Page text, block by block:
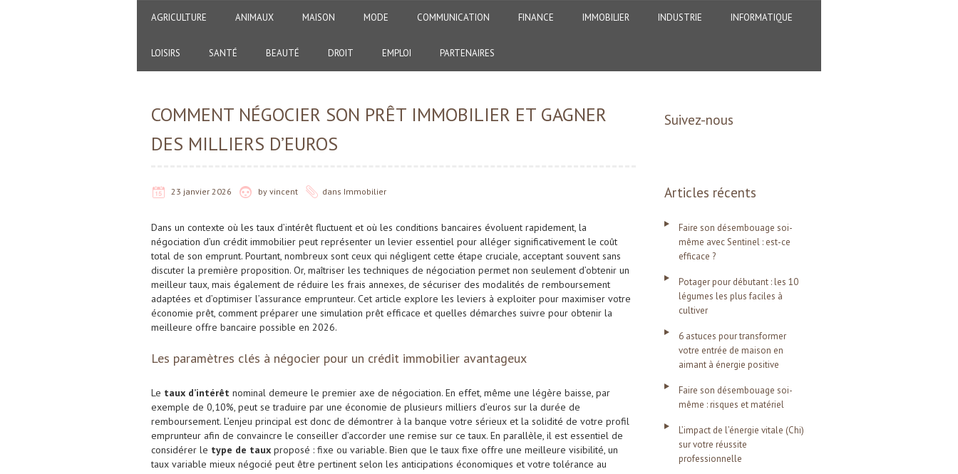
AGRICULTURE ANIMAUX MAISON MODE COMMUNICATION FINANCE IMMOBILIER INDUSTRIE INFORMATIQUE
LOISIRS SANTÉ BEAUTÉ DROIT EMPLOI PARTENAIRES
COMMENT NÉGOCIER SON PRÊT IMMOBILIER ET GAGNER
DES MILLIERS D’EUROS
23 janvier 2026 by vincent dans Immobilier
Dans un contexte où les taux d’intérêt fluctuent et où les conditions bancaires évoluent rapidement, la
négociation d’un crédit immobilier peut représenter un levier essentiel pour alléger significativement le coût
total de son emprunt. Pourtant, nombreux sont ceux qui négligent cette étape cruciale, acceptant souvent sans
discuter la première proposition. Or, maîtriser les techniques de négociation permet non seulement d’obtenir un
meilleur taux, mais également de réduire les frais annexes, de sécuriser des modalités de remboursement
adaptées et d’optimiser l’assurance emprunteur. Cet article explore les leviers à exploiter pour maximiser votre
économie prêt, comment préparer une simulation prêt efficace et quelles démarches suivre pour obtenir la
meilleure offre bancaire possible en 2026.
Les paramètres clés à négocier pour un crédit immobilier avantageux
Le taux d’intérêt nominal demeure le premier axe de négociation. En effet, même une légère baisse, par
exemple de 0,10%, peut se traduire par une économie de plusieurs milliers d’euros sur la durée de
remboursement. L’enjeu principal est donc de démontrer à la banque votre sérieux et la solidité de votre profil
emprunteur afin de convaincre le conseiller d’accorder une remise sur ce taux. En parallèle, il est essentiel de
considérer le type de taux proposé : fixe ou variable. Bien que le taux fixe offre une meilleure visibilité, un
taux variable mieux négocié peut être pertinent selon les anticipations économiques et votre tolérance au
Suivez-nous
Articles récents
Faire son désembouage soi-
même avec Sentinel : est-ce
efficace ?
Potager pour débutant : les 10
légumes les plus faciles à
cultiver
6 astuces pour transformer
votre entrée de maison en
aimant à énergie positive
Faire son désembouage soi-
même : risques et matériel
L’impact de l’énergie vitale (Chi)
sur votre réussite
professionnelle